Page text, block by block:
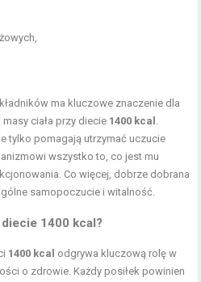
ma kluczowe znaczenie dla
ciała przy diecie 1400 kcal .
tylko pomagają utrzymać uczucie
wszystko to, co jest mu
Co więcej, dobrze dobrana
samopoczucie i witalność.
1400 kcal?
1400 kcal odgrywa kluczową rolę w
o zdrowie. Każdy posiłek powinien